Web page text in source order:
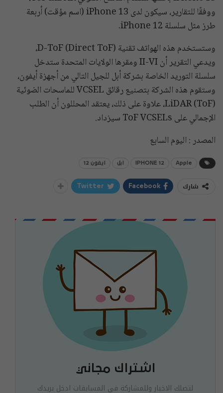
ووفقًا للتقارير، سيكون لدى iPhone 13 (اسم مؤقت) أربعة
طرز مثل سلسلة iPhone 12.
وستستخدم هذه الهواتف تقنية D-ToF (Direct ToF)،
ويدعي التقرير أن II-VI ومقرها الولايات المتحدة ستدخل
سلسلة التوريد الخاصة بشركة أبل للجيل التالي من أجهزة أيفون،
وستقوم هذه الشركة بتصنيع رقائق VCSEL للماسحات الضوئية
(ToF) LiDAR، علاوة على ذلك، يعتقد المحللون أن الطلب
الإجمالي على ToF VCSELs سيزداد.
المصدر : اليوم السابع
Apple
IPHONE 12 ابل ايفون 12
شارك Facebook
Twitter
اشتراك مجاني
لتصلك الاخبار وللمشاركة في المسابقات ادخل بريدك